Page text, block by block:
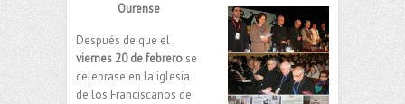
Ourense
Después de que el
viernes 20 de febrero se
celebrase en la iglesia
de los Franciscanos de